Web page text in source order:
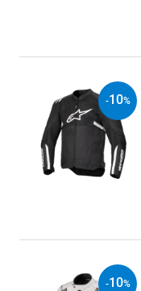
-10%
-10%